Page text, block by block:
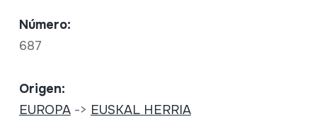
Número:
687
Origen:
EUROPA-> EUSKAL HERRIA